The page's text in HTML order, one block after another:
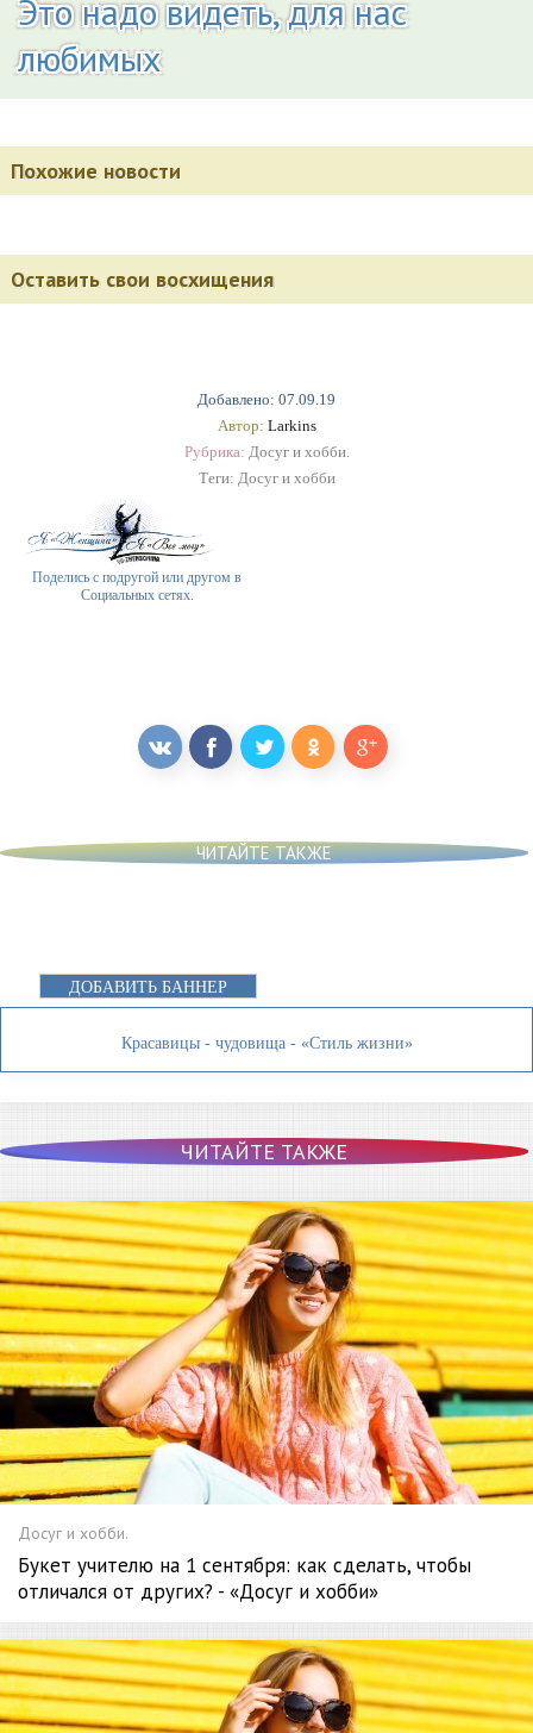
Добавлено: 07.09.19
Автор: Larkins
Рубрика: Досуг и хобби.
Теги: Досуг и хобби
Поделись с подругой или другом в
Социальных сетях.
Это надо видеть, для нас
любимых
Похожие новости
Оставить свои восхищения
ЧИТАЙТЕ ТАКЖЕ
ДОБАВИТЬ БАННЕР
Красавицы - чудовища - «Стиль жизни»
ЧИТАЙТЕ ТАКЖЕ
Досуг и хобби.
Букет учителю на 1 сентября: как сделать, чтобы
отличался от других? - «Досуг и хобби»